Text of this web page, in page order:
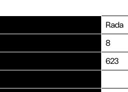
Rada
8
623